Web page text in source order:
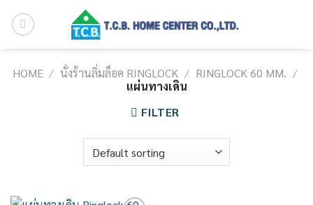
HOME / นั่งร้านลิ่มล็อค RINGLOCK / RINGLOCK 60 MM. /
แผ่นทางเดิน
FILTER